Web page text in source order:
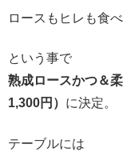
ロースもヒレも食
という事で
熟成ロースかつ＆
1,300円） に決定。
テーブルには